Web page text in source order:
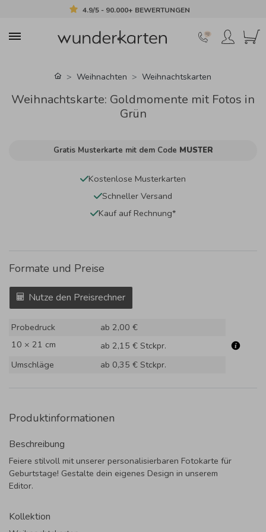
4.9/5 - 90.000+ BEWERTUNGEN
Weihnachten Weihnachtskarten
Weihnachtskarte: Goldmomente mit Fotos in
Grün
Gratis Musterkarte mit dem Code MUSTER
Kostenlose Musterkarten
Schneller Versand
Kauf auf Rechnung*
Formate und Preise
Nutze den Preisrechner
Probedruck
ab 2,00 €
10 × 21 cm
ab 2,15 € Stckpr.
Umschläge
ab 0,35 € Stckpr.
Produktinformationen
Beschreibung
Feiere stilvoll mit unserer personalisierbaren Fotokarte für
Geburtstage! Gestalte dein eigenes Design in unserem
Editor.
Kollektion